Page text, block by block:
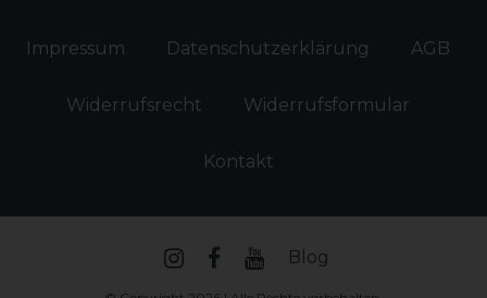
Impressum Daten­schutz­erklärung AGB
Widerrufs­recht Widerrufs­formular
Kontakt
Blog